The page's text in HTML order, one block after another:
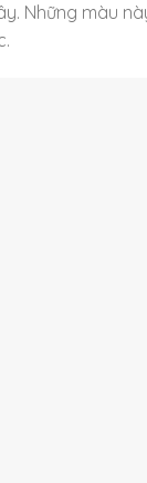
Những màu